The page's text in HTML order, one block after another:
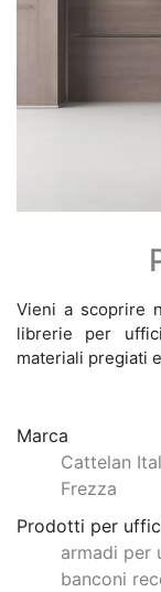
Marca
Cattelan
Frezza
Prodotti per
armadi per
banconi
Vieni a scoprire
librerie per
materiali pregiati